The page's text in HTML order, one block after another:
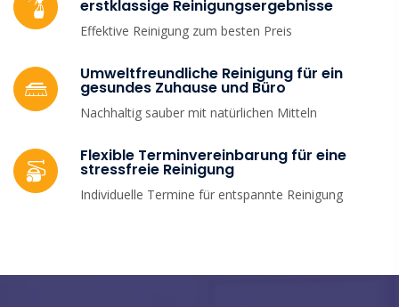
erstklassige Reinigungsergebnisse
Effektive Reinigung zum besten Preis
Umweltfreundliche Reinigung für ein
gesundes Zuhause und Büro
Nachhaltig sauber mit natürlichen Mitteln
Flexible Terminvereinbarung für eine
stressfreie Reinigung
Individuelle Termine für entspannte Reinigung